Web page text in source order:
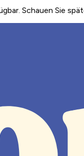
Schauen Sie